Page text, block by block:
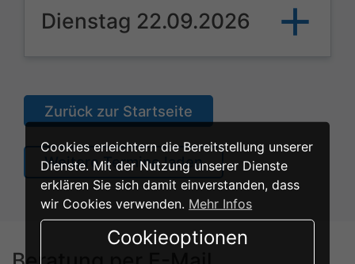
Cookies erleichtern die Bereitstellung unserer
Dienste. Mit der Nutzung unserer Dienste
erklären Sie sich damit einverstanden, dass
wir Cookies verwenden. Mehr Infos
Cookieoptionen
Dienstag 22.09.2026
Zurück zur Startseite
Weitere Termine laden